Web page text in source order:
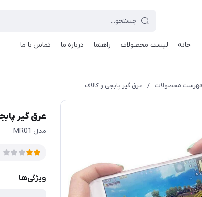
خانه لیست محصولات راهنما درباره ما تماس با ما
فهرست محصولات / عرق گیر پابجی و کالاف
عرق گیر
مدل MR01
ویژگی‌ها